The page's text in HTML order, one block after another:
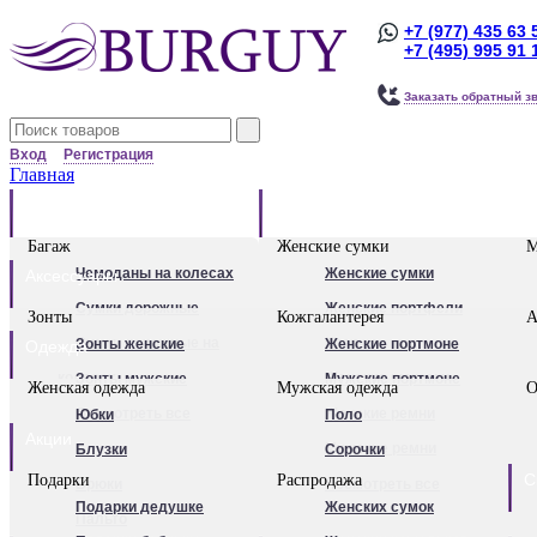
+7 (977) 435 63
+7 (495) 995 91
Заказать обратный
Вход Регистрация
Главная
Багаж
Чемоданы на колесах
Сумки дорожные
Сумки дорожные на
колесах.
Сумки - тележки
хозяйственные
Бьюти - кейсы
Кейс-пилоты
Женские сумки
Женские сумки
Женские портфели
Клатчи
Женские рюкзаки
Посмотреть все
Аксессуары
Зонты
Зонты женские
Зонты мужские
Посмотреть все
Кожгалантерея
Женские портмоне
Мужские портмоне
Женские ремни
Мужские ремни
Обложки для
автодокументов
Одежда
Женская одежда
Юбки
Блузки
Брюки
Пальто
Мужская одежда
Поло
Сорочки
Посмотреть все
Подарки
Подарки дедушке
Распродажа
Женских сумок